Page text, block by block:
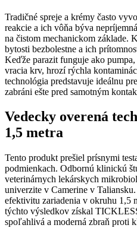
Tradičné spreje a krémy často
reakcie a ich vôňa býva
na čistom mechanickom základe.
bytosti bezbolestne a ich
Keďže parazit funguje ako
vracia krv, hrozí rýchla
technológia predstavuje ideálnu
zabráni ešte pred samotným
Vedecky overená
1,5 metra
Tento produkt prešiel prísnymi
podmienkach. Odbornú klinickú
veterinárnych lekárskych
univerzite v Camerine v
efektivitu zariadenia v okruhu 1,5
týchto výsledkov získal
spoľahlivá a moderná zbraň proti